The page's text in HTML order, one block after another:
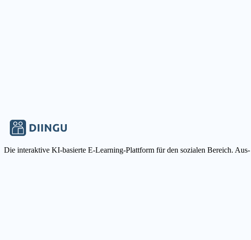
Die interaktive KI-basierte E-Learning-Plattform für den sozialen Bereich.